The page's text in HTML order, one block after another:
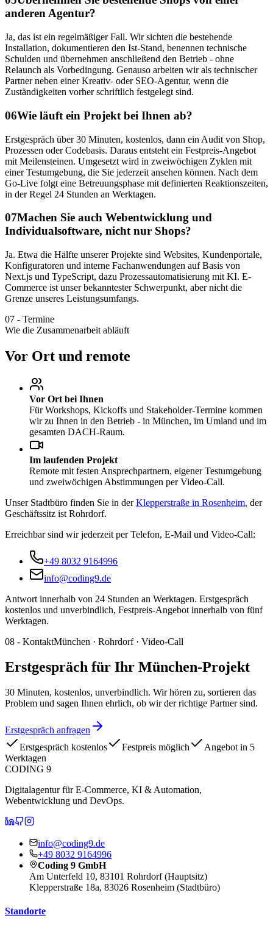
anderen Agentur?
Ja, das ist ein regelmäßiger Fall. Wir sichten die bestehende
Installation, dokumentieren den Ist-Stand, benennen technische
Schulden und übernehmen anschließend den Betrieb - ohne
Relaunch als Vorbedingung. Genauso arbeiten wir als technischer
Partner neben einer Kreativ- oder SEO-Agentur, wenn die
Zuständigkeiten vorher schriftlich festgelegt sind.
06Wie läuft ein Projekt bei Ihnen ab?
Erstgespräch über 30 Minuten, kostenlos, dann ein Audit von Shop,
Prozessen oder Codebasis. Daraus entsteht ein Festpreis-Angebot
mit Meilensteinen. Umgesetzt wird in zweiwöchigen Zyklen mit
einer Testumgebung, die Sie jederzeit ansehen können. Nach dem
Go-Live folgt eine Betreuungsphase mit definierten Reaktionszeiten,
in der Regel 24 Stunden an Werktagen.
07Machen Sie auch Webentwicklung und
Individualsoftware, nicht nur Shops?
Ja. Etwa die Hälfte unserer Projekte sind Websites, Kundenportale,
Konfiguratoren und interne Fachanwendungen auf Basis von
Next.js und TypeScript, dazu Prozessautomatisierung mit KI. E-
Commerce ist unser bekanntester Schwerpunkt, aber nicht die
Grenze unseres Leistungsumfangs.
07 - Termine
Wie die Zusammenarbeit abläuft
Vor Ort und remote
Vor Ort bei Ihnen
Für Workshops, Kickoffs und Stakeholder-Termine kommen
wir zu Ihnen in den Betrieb - in München, im Umland und im
gesamten DACH-Raum.
Im laufenden Projekt
Remote mit festen Ansprechpartnern, eigener Testumgebung
und zweiwöchigen Abstimmungen per Video-Call.
Unser Stadtbüro finden Sie in der Klepperstraße in Rosenheim, der
Geschäftssitz ist Rohrdorf.
Erreichbar sind wir jederzeit per Telefon, E-Mail und Video-Call:
+49 8032 9164996
info@coding9.de
Antwort innerhalb von 24 Stunden an Werktagen. Erstgespräch
kostenlos und unverbindlich, Festpreis-Angebot innerhalb von fünf
Werktagen.
08 - KontaktMünchen · Rohrdorf · Video-Call
Erstgespräch für Ihr München-Projekt
30 Minuten, kostenlos, unverbindlich. Wir hören zu, sortieren das
Problem und sagen Ihnen ehrlich, ob wir der richtige Partner sind.
Erstgespräch anfragen
Erstgespräch kostenlos
Festpreis möglich
Angebot in 5
Werktagen
CODING 9
Digitalagentur für E-Commerce, KI & Automation,
Webentwicklung und DevOps.
CODING 9 auf LinkedIn
CODING 9 auf GitHub
CODING 9 auf Instagram
info@coding9.de
+49 8032 9164996
Coding 9 GmbH
Am Unterfeld 10, 83101 Rohrdorf (Hauptsitz)
Klepperstraße 18a, 83026 Rosenheim (Stadtbüro)
Standorte